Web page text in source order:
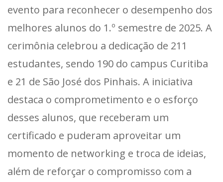
evento para reconhecer o desempenho dos
melhores alunos do 1.º semestre de 2025. A
cerimônia celebrou a dedicação de 211
estudantes, sendo 190 do campus Curitiba
e 21 de São José dos Pinhais. A iniciativa
destaca o comprometimento e o esforço
desses alunos, que receberam um
certificado e puderam aproveitar um
momento de networking e troca de ideias,
além de reforçar o compromisso com a